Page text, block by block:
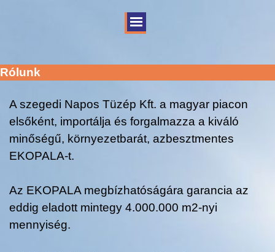
Rólunk
A szegedi Napos Tüzép Kft. a magyar piacon
elsőként, importálja és forgalmazza a kiváló
minőségű, környezetbarát, azbesztmentes
EKOPALA-t.
Az EKOPALA megbízhatóságára garancia az
eddig eladott mintegy 4.000.000 m2-nyi
mennyiség.